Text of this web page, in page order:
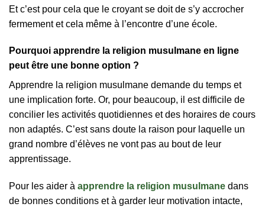
Et c’est pour cela que le croyant se doit de s’y accrocher
fermement et cela même à l’encontre d’une école.
Pourquoi apprendre la religion musulmane en ligne
peut être une bonne option ?
Apprendre la religion musulmane demande du temps et
une implication forte. Or, pour beaucoup, il est difficile de
concilier les activités quotidiennes et des horaires de cours
non adaptés. C’est sans doute la raison pour laquelle un
grand nombre d’élèves ne vont pas au bout de leur
apprentissage.
Pour les aider à apprendre la religion musulmane dans
de bonnes conditions et à garder leur motivation intacte,